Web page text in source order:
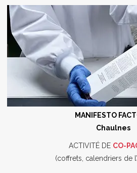
MANIFESTO
Chaulnes
ACTIVITÉ DE CO-
(coffrets, calendriers de